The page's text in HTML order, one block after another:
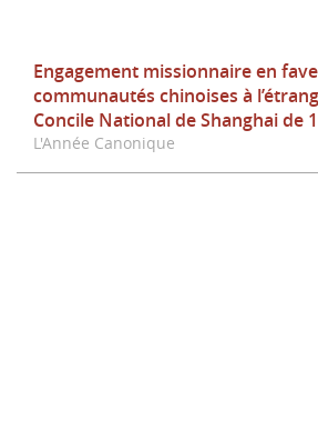
Connexion
Engagement missionnaire en
communautés chinoises à
Concile National de Shanghai de
L'Année Canonique